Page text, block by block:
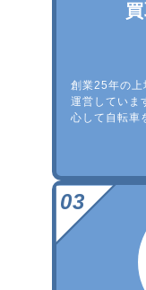
創業25年の上
運営していま
心して自転車